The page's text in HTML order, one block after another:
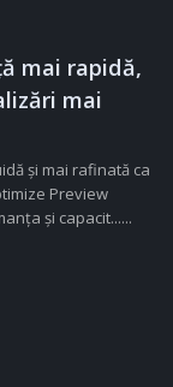
mai rapidă,
mai
și mai rafinată ca
Preview
și capacit......